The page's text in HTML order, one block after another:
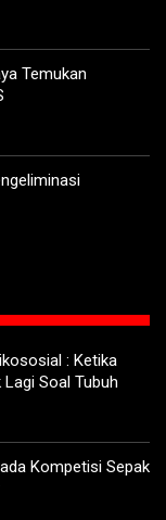
Temukan
: Ketika
Soal Tubuh
Kompetisi Sepak